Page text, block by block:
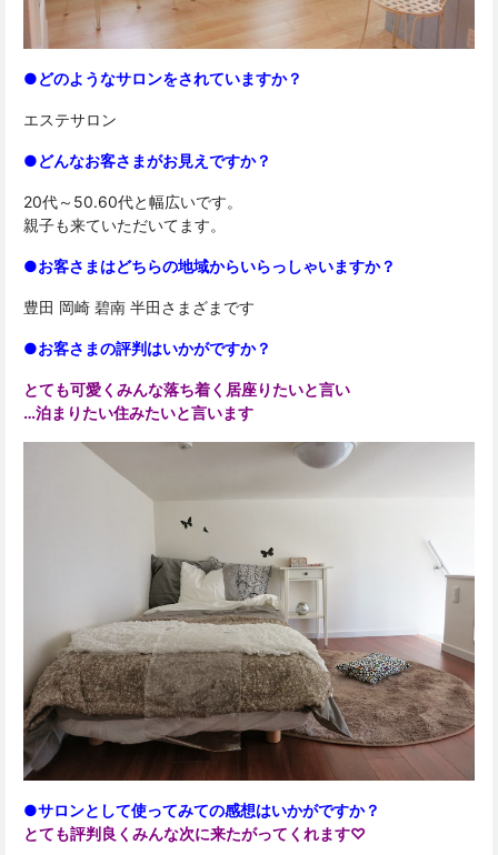
●どのようなサロンをされていますか？
エステサロン
●どんなお客さまがお見えですか？
20代～50.60代と幅広いです。
親子も来ていただいてます。
●お客さまはどちらの地域からいらっしゃいますか？
豊田 岡崎 碧南 半田さまざまです
●お客さまの評判はいかがですか？
とても可愛くみんな落ち着く居座りたいと言い
…泊まりたい住みたいと言います
●サロンとして使ってみての感想はいかがですか？
とても評判良くみんな次に来たがってくれます♡